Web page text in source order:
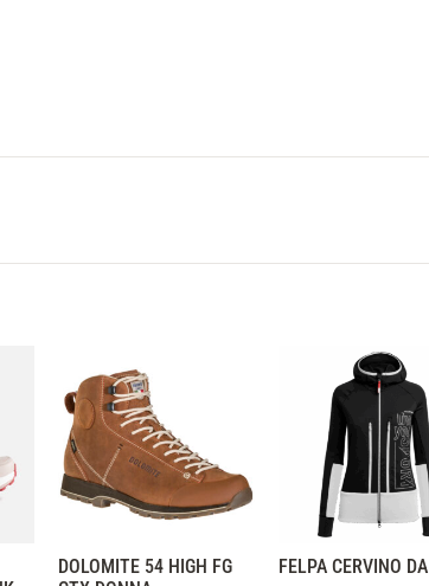
DOLOMITE 54 HIGH FG
FELPA CERVINO DA